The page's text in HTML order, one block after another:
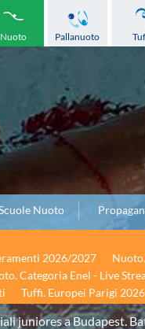
Nuoto Pallanuoto
Nuoto
2026/2027
Categoria Enel - Live
Tuffi. Europei Parigi
juniores a Budapest.